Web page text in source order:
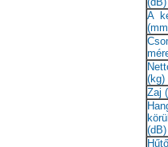
A
(kg)
Zaj